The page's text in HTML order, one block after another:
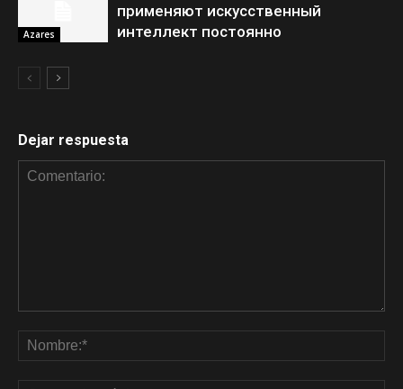
Azares
применяют искусственный
интеллект постоянно
Dejar respuesta